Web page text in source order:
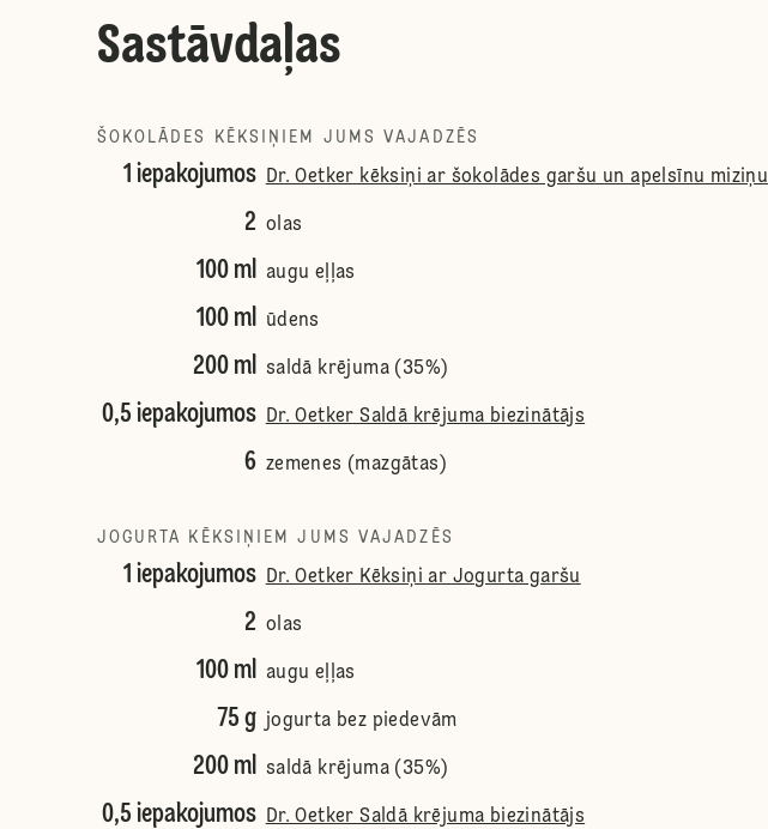
Sastāvdaļas
ŠOKOLĀDES KĒKSIŅIEM JUMS VAJADZĒS
1 iepakojumos Dr. Oetker kēksiņi ar šokolādes garšu un apelsīnu miziņu
2 olas
100 ml augu eļļas
100 ml ūdens
200 ml saldā krējuma (35%)
0,5 iepakojumos Dr. Oetker Saldā krējuma biezinātājs
6 zemenes (mazgātas)
JOGURTA KĒKSIŅIEM JUMS VAJADZĒS
1 iepakojumos Dr. Oetker Kēksiņi ar Jogurta garšu
2 olas
100 ml augu eļļas
75 g jogurta bez piedevām
200 ml saldā krējuma (35%)
0,5 iepakojumos Dr. Oetker Saldā krējuma biezinātājs